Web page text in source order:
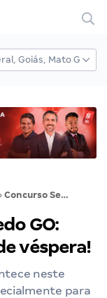
Concurso Senador Canedo GO: participe da 2ª revisão de véspera!
GO:
véspera!
neste
para